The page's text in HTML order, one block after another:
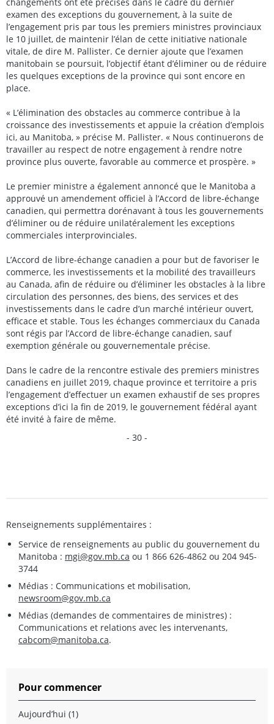
examen des exceptions du gouvernement, à la suite de
l’engagement pris par tous les premiers ministres provinciaux
le 10 juillet, de maintenir l’élan de cette initiative nationale
vitale, de dire M. Pallister. Ce dernier ajoute que l’examen
manitobain se poursuit, l’objectif étant d’éliminer ou de réduire
les quelques exceptions de la province qui sont encore en
place.
« L’élimination des obstacles au commerce contribue à la
croissance des investissements et appuie la création d’emplois
ici, au Manitoba, » précise M. Pallister. « Nous continuerons de
travailler au respect de notre engagement à rendre notre
province plus ouverte, favorable au commerce et prospère. »
Le premier ministre a également annoncé que le Manitoba a
approuvé un amendement officiel à l’Accord de libre-échange
canadien, qui permettra dorénavant à tous les gouvernements
d’éliminer ou de réduire unilatéralement les exceptions
commerciales interprovinciales.
L’Accord de libre-échange canadien a pour but de favoriser le
commerce, les investissements et la mobilité des travailleurs
au Canada, afin de réduire ou d’éliminer les obstacles à la libre
circulation des personnes, des biens, des services et des
investissements dans le cadre d’un marché intérieur ouvert,
efficace et stable. Tous les échanges commerciaux du Canada
sont régis par l’Accord de libre-échange canadien, sauf
exemption générale ou gouvernementale précise.
Dans le cadre de la rencontre estivale des premiers ministres
canadiens en juillet 2019, chaque province et territoire a pris
l’engagement d’effectuer un examen exhaustif de ses propres
exceptions d’ici la fin de 2019, le gouvernement fédéral ayant
été invité à faire de même.
- 30 -
Renseignements supplémentaires :
Service de renseignements au public du gouvernement du
Manitoba : mgi@gov.mb.ca ou 1 866 626-4862 ou 204 945-
3744
Médias : Communications et mobilisation,
newsroom@gov.mb.ca
Médias (demandes de commentaires de ministres) :
Communications et relations avec les intervenants,
cabcom@manitoba.ca.
Pour commencer
Aujourd’hui (1)